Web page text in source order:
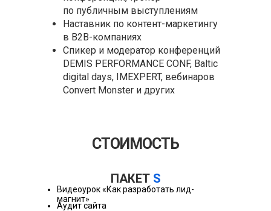
по публичным выступлениям
Наставник по контент-маркетингу
в В2В-компаниях
Спикер и модератор конференций
DEMIS PERFORMANCE CONF, Baltic
digital days, IMEXPERT, вебинаров
Convert Monster и других
СТОИМОСТЬ
ПАКЕТ S
Аудит сайта
Видеоурок «Как разработать лид-
магнит»